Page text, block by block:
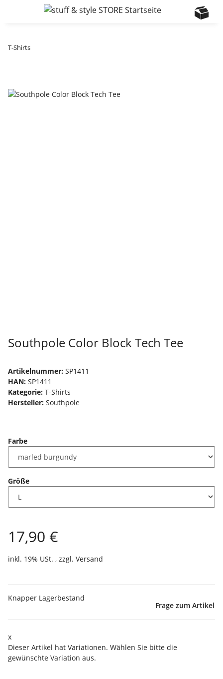
T-Shirts
Southpole Color Block Tech Tee
Artikelnummer: SP1411
HAN: SP1411
Kategorie: T-Shirts
Hersteller: Southpole
Farbe
Größe
17,90 €
inkl. 19% USt. , zzgl. Versand
Knapper Lagerbestand
Frage zum Artikel
x
Dieser Artikel hat Variationen. Wählen Sie bitte die
gewünschte Variation aus.